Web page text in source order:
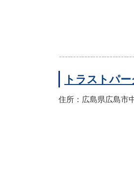
トラストパ
住所：広島県広島市